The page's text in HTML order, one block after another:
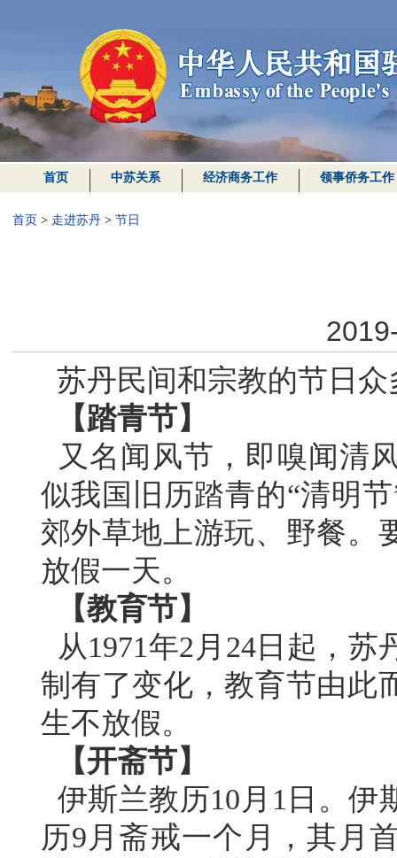
首页 中苏关系 经济商务工作 领事侨务工作
首页 > 走进苏丹> 节日
苏丹民间和宗教的节日
【踏青节】
又名闻风节，即嗅闻清
似我国旧历踏青的“清明
郊外草地上游玩、野餐。
放假一天。
【教育节】
从1971年2月24日起，
制有了变化，教育节由此
生不放假。
【开斋节】
伊斯兰教历10月1日。伊
历9月斋戒一个月，其月